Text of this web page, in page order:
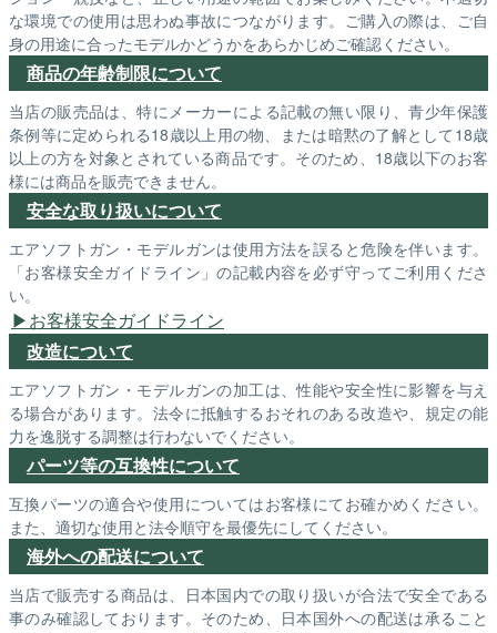
な環境での使用は思わぬ事故につながります。ご購入の際は、ご自
身の用途に合ったモデルかどうかをあらかじめご確認ください。
商品の年齢制限について
当店の販売品は、特にメーカーによる記載の無い限り、青少年保護
条例等に定められる18歳以上用の物、または暗黙の了解として18歳
以上の方を対象とされている商品です。そのため、18歳以下のお客
様には商品を販売できません。
安全な取り扱いについて
エアソフトガン・モデルガンは使用方法を誤ると危険を伴います。
「お客様安全ガイドライン」の記載内容を必ず守ってご利用くださ
い。
お客様安全ガイドライン
改造について
エアソフトガン・モデルガンの加工は、性能や安全性に影響を与え
る場合があります。法令に抵触するおそれのある改造や、規定の能
力を逸脱する調整は行わないでください。
パーツ等の互換性について
互換パーツの適合や使用についてはお客様にてお確かめください。
また、適切な使用と法令順守を最優先にしてください。
海外への配送について
当店で販売する商品は、日本国内での取り扱いが合法で安全である
事のみ確認しております。そのため、日本国外への配送は承ること